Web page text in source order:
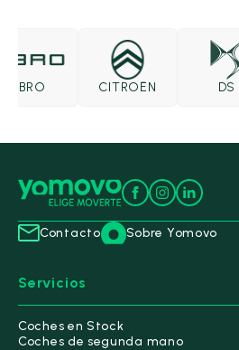
CITROËN
Contacto Sobre Yomovo
Servicios
Coches en Stock
Coches de segunda mano